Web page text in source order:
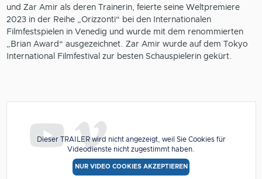
Dieser TRAILER wird nicht angezeigt, weil Sie Cookies für
Videodienste nicht zugestimmt haben.
NUR VIDEO COOKIES AKZEPTIEREN
und Zar Amir als deren Trainerin, feierte seine Weltpremiere
2023 in der Reihe „Orizzonti“ bei den Internationalen
Filmfestspielen in Venedig und wurde mit dem renommierten
„Brian Award“ ausgezeichnet. Zar Amir wurde auf dem Tokyo
International Filmfestival zur besten Schauspielerin gekürt.